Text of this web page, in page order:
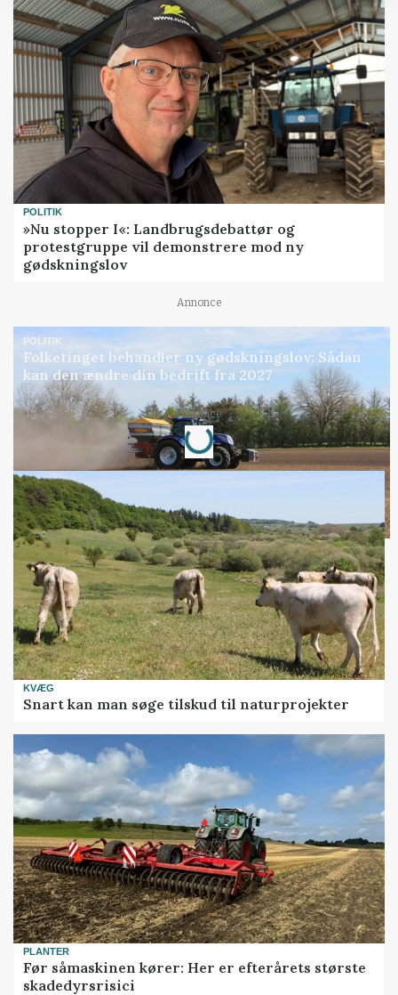
POLITIK
»Nu stopper I«: Landbrugsdebattør og
protestgruppe vil demonstrere mod ny
gødskningslov
Annonce
POLITIK
Folketinget behandler ny gødskningslov: Sådan
kan den ændre din bedrift fra 2027
Annonce
Loading...
KVÆG
Snart kan man søge tilskud til naturprojekter
PLANTER
Før såmaskinen kører: Her er efterårets største
skadedyrsrisici